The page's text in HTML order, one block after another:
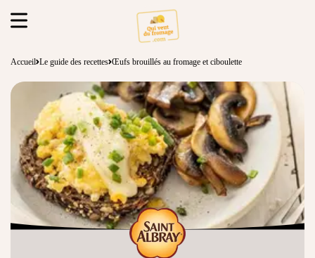
Accueil Le guide des recettes Œufs brouillés au fromage et ciboulette